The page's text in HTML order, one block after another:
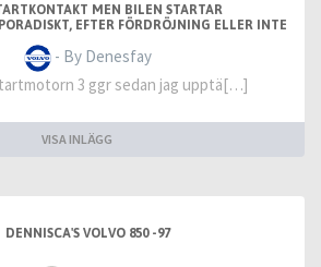
MEN BILEN STARTAR
EFTER FÖRDRÖJNING ELLER INTE
- By Denesfay
3 ggr sedan jag upptä[…]
VISA INLÄGG
DENNISCA'S VOLVO 850 -97